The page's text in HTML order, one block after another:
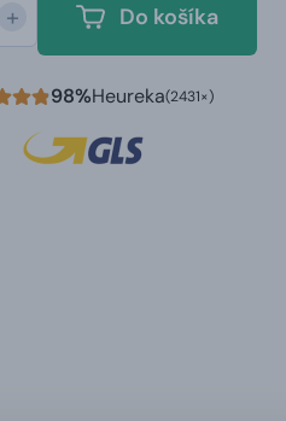
+ Do košíka
98%Heureka(2431×)